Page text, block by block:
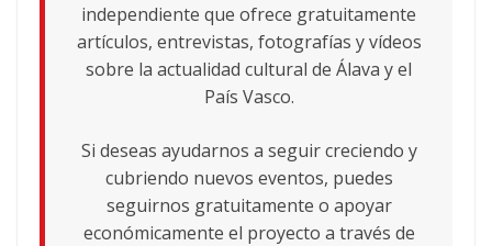
independiente que ofrece gratuitamente
artículos, entrevistas, fotografías y vídeos
sobre la actualidad cultural de Álava y el
País Vasco.
Si deseas ayudarnos a seguir creciendo y
cubriendo nuevos eventos, puedes
seguirnos gratuitamente o apoyar
económicamente el proyecto a través de